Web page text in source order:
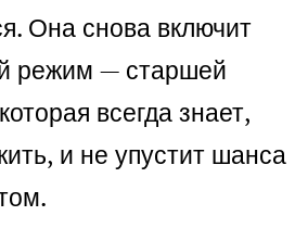
Она снова включит
режим — старшей
всегда знает,
и не упустит шанса